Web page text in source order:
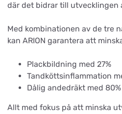
där det bidrar till utvecklingen
Med kombinationen av de tre
kan ARION garantera att
Plackbildning med 27%
Tandköttsinflammation
Dålig andedräkt med 80%
Allt med fokus på att minska